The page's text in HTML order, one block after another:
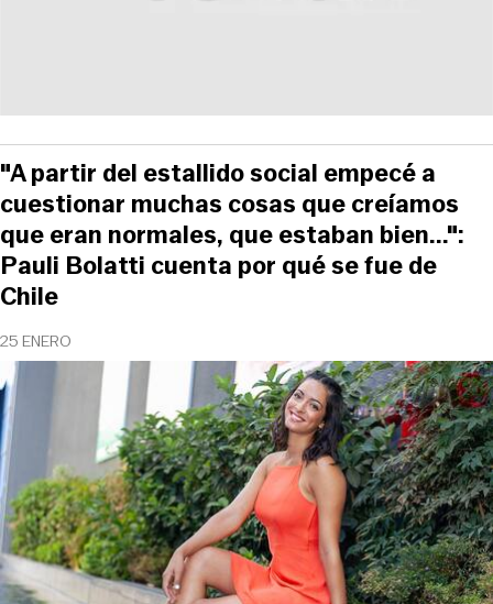
25 ENERO
"A partir del estallido social empecé a
cuestionar muchas cosas que creíamos
que eran normales, que estaban bien...":
Pauli Bolatti cuenta por qué se fue de
Chile